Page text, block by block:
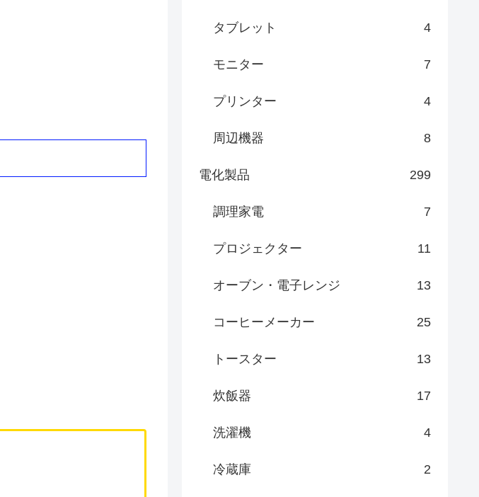
タブレット 4
モニター 7
プリンター 4
周辺機器 8
電化製品 299
調理家電 7
プロジェクター 11
オーブン・電子レンジ 13
コーヒーメーカー 25
トースター 13
炊飯器 17
洗濯機 4
冷蔵庫 2